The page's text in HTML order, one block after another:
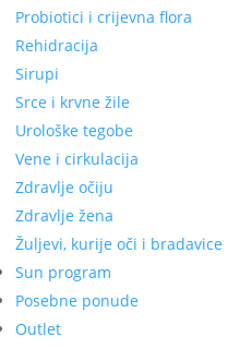
Probiotici i crijevna flora
Rehidracija
Sirupi
Srce i krvne žile
Urološke tegobe
Vene i cirkulacija
Zdravlje očiju
Zdravlje žena
Žuljevi, kurije oči i bradavice
Sun program
Posebne ponude
Outlet